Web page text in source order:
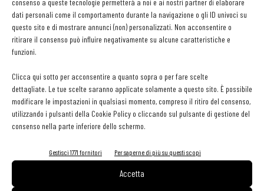
consenso a queste tecnologie permetterà a noi e ai nostri partner di elaborare
dati personali come il comportamento durante la navigazione o gli ID univoci su
questo sito e di mostrare annunci (non) personalizzati. Non acconsentire o
ritirare il consenso può influire negativamente su alcune caratteristiche e
funzioni.
Clicca qui sotto per acconsentire a quanto sopra o per fare scelte
dettagliate. Le tue scelte saranno applicate solamente a questo sito. È possibile
modificare le impostazioni in qualsiasi momento, compreso il ritiro del consenso,
utilizzando i pulsanti della Cookie Policy o cliccando sul pulsante di gestione del
consenso nella parte inferiore dello schermo.
Gestisci 1771 fornitori Per saperne di più su questi scopi
Accetta
secondo in cucina, Marco Cassai, con me da 11 anni, fa sì che i
nostri clienti non sentano, neanche nei piatti, la mia mancanza.
Siamo 18 per 38 coperti totali e 4 camere, un numero che la dice
Rospigliosi».
In cantina, seguita da Samuele Del Carlo, ci sono circa 1.000
referenze italiane ed estere, con un focus interessante sui bianchi
francesi che ben si sposano con la cucina di Corelli, per una carta
dei vini in continuo sviluppo. L’impostazione, chiara e ben studiata,
è stata pensata per facilitare il cliente nella sua scelta e per